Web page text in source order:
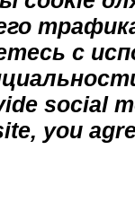
с
social
you